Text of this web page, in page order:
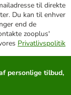
til direkte
Du kan til enhver
end de
zooplus'
Privatlivspolitik
personlige tilbud,